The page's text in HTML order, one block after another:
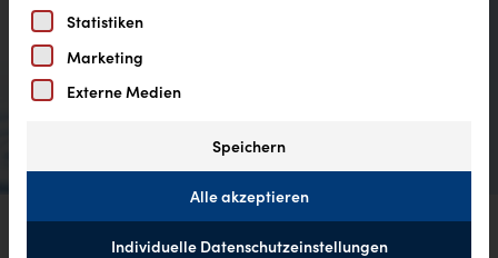
Statistiken
Marketing
Externe Medien
Speichern
Alle akzeptieren
Individuelle Datenschutzeinstellungen